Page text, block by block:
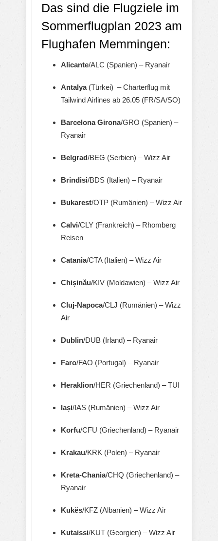
Das sind die Flugziele im
Sommerflugplan 2023 am
Flughafen Memmingen:
Alicante/ALC (Spanien) – Ryanair
Antalya(Türkei) – Charterflug mit
Tailwind Airlines ab 26.05 (FR/SA/SO)
Barcelona Girona/GRO (Spanien) –
Ryanair
Belgrad/BEG (Serbien) – Wizz Air
Brindisi/BDS (Italien) – Ryanair
Bukarest/OTP (Rumänien) – Wizz Air
Calvi/CLY (Frankreich) – Rhomberg
Reisen
Catania/CTA (Italien) – Wizz Air
Chișinău/KIV (Moldawien) – Wizz Air
Cluj-Napoca/CLJ (Rumänien) – Wizz
Air
Dublin/DUB (Irland) – Ryanair
Faro/FAO (Portugal) – Ryanair
Heraklion/HER (Griechenland) – TUI
Iași/IAS (Rumänien) – Wizz Air
Korfu/CFU (Griechenland) – Ryanair
Krakau/KRK (Polen) – Ryanair
Kreta-Chania/CHQ (Griechenland) –
Ryanair
Kukës/KFZ (Albanien) – Wizz Air
Kutaissi/KUT (Georgien) – Wizz Air